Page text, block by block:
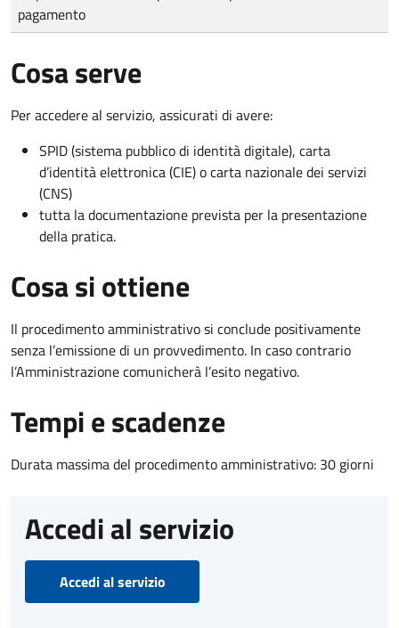
pagamento
Cosa serve
Per accedere al servizio, assicurati di avere:
SPID (sistema pubblico di identità digitale), carta
d’identità elettronica (CIE) o carta nazionale dei servizi
(CNS)
tutta la documentazione prevista per la presentazione
della pratica.
Cosa si ottiene
Il procedimento amministrativo si conclude positivamente
senza l’emissione di un provvedimento. In caso contrario
l’Amministrazione comunicherà l’esito negativo.
Tempi e scadenze
Durata massima del procedimento amministrativo: 30 giorni
Accedi al servizio
Accedi al servizio